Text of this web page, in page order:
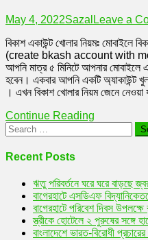
May 4, 2022Sazal Leave a
বিকাশ একাউন্ট খোলার নিয়মঃ মোবাইলে
(create bkash account with
আপনি মাত্র ৫ মিনিটে আপনার মোবাইলে
হবেন। একবার আপনি একটি অ্যাকাউন্ট
। এখন বিকাশ খোলার নিয়ম জেনে
Continue Reading
Search
for:
Recent Posts
ঋতু পরিবর্তনে ঘরে ঘরে বাড়ছে
বাগেরহাটে এসডিএফ
বাগেরহাটে পরিবেশ দিবস
স্ত্রীকে হোটেলে ২ পুরুষের সঙ্গে
বাংলাদেশে ভারত-বিরোধী